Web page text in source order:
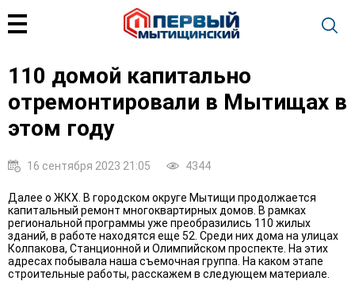
110 домой капитально
отремонтировали в Мытищах в
этом году
16 сентября 2023 21:05 4344
Далее о ЖКХ. В городском округе Мытищи продолжается
капитальный ремонт многоквартирных домов. В рамках
региональной программы уже преобразились 110 жилых
зданий, в работе находятся еще 52. Среди них дома на улицах
Колпакова, Станционной и Олимпийском проспекте. На этих
адресах побывала наша съемочная группа. На каком этапе
строительные работы, расскажем в следующем материале.